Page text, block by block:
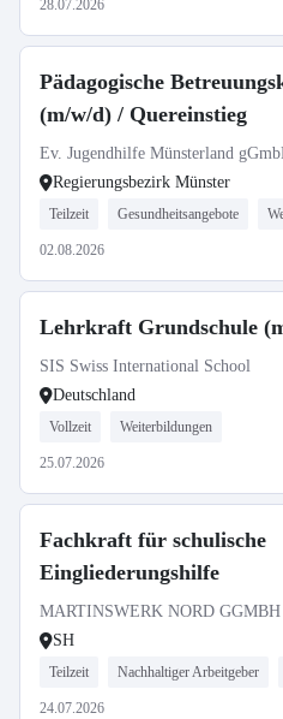
28.07.2026
Pädagogische
(m/w/d) / Quereinstieg
Ev. Jugendhilfe Münsterland
Regierungsbezirk Münster
Teilzeit Gesundheitsangebote
02.08.2026
Lehrkraft Grundschule
SIS Swiss International School
Deutschland
Vollzeit Weiterbildungen
25.07.2026
Fachkraft für schulische
Eingliederungshilfe
MARTINSWERK NORD GGMBH
SH
Teilzeit Nachhaltiger Arbeitgeber
24.07.2026